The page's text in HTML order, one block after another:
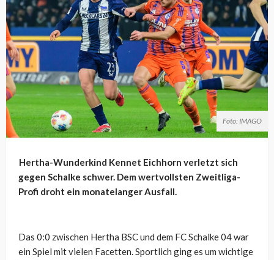
Foto: IMAGO
Hertha-Wunderkind Kennet Eichhorn verletzt sich
gegen Schalke schwer. Dem wertvollsten Zweitliga-
Profi droht ein monatelanger Ausfall.
Das 0:0 zwischen Hertha BSC und dem FC Schalke 04 war
ein Spiel mit vielen Facetten. Sportlich ging es um wichtige